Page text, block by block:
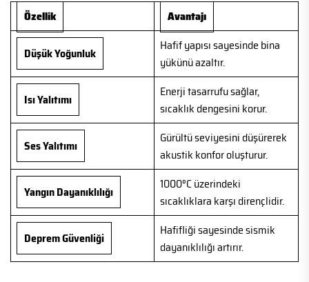
Özellik Avantajı
Düşük Yoğunluk
Hafif yapısı sayesinde bina
yükünü azaltır.
Isı Yalıtımı
Enerji tasarrufu sağlar,
sıcaklık dengesini korur.
Ses Yalıtımı
Gürültü seviyesini düşürerek
akustik konfor oluşturur.
Yangın Dayanıklılığı
1000°C üzerindeki
sıcaklıklara karşı dirençlidir.
Deprem Güvenliği
Hafifliği sayesinde sismik
dayanıklılığı artırır.